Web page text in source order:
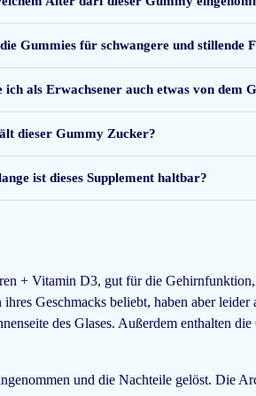
je kind geeft. Er zit geen vissmaak aan,
Gummies für schwangere und stillende
ich als Erwachsener auch etwas von dem
dieser Gummy Zucker?
ist dieses Supplement haltbar?
+ Vitamin D3, gut für die
Geschmacks beliebt, haben aber
des Glases. Außerdem enthalten
und die Nachteile gelöst. Die